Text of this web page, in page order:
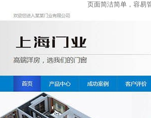
页面简洁简单，容易